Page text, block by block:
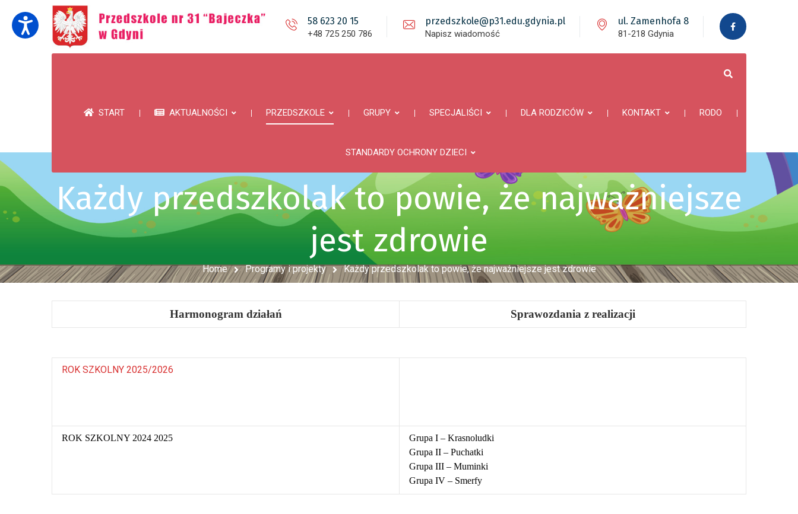
58 623 20 15
+48 725 250 786
przedszkole@p31.edu.gdynia.pl
Napisz wiadomość
ul. Zamenhofa 8
81-218 Gdynia
START AKTUALNOŚCI PRZEDSZKOLE GRUPY SPECJALIŚCI DLA RODZICÓW KONTAKT RODO
STANDARDY OCHRONY DZIECI
Każdy przedszkolak to powie, że najważniejsze
jest zdrowie
Home Programy i projekty Każdy przedszkolak to powie, że najważniejsze jest zdrowie
Harmonogram działań Sprawozdania z realizacji
ROK SZKOLNY 2025/2026
ROK SZKOLNY 2024 2025
Grupa I – Krasnoludki
Grupa II – Puchatki
Grupa III – Muminki
Grupa IV – Smerfy